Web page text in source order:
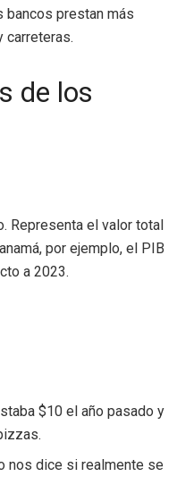
bancos prestan más
carreteras.
de los
Representa el valor total
por ejemplo, el PIB
a 2023.
$10 el año pasado y
nos dice si realmente se